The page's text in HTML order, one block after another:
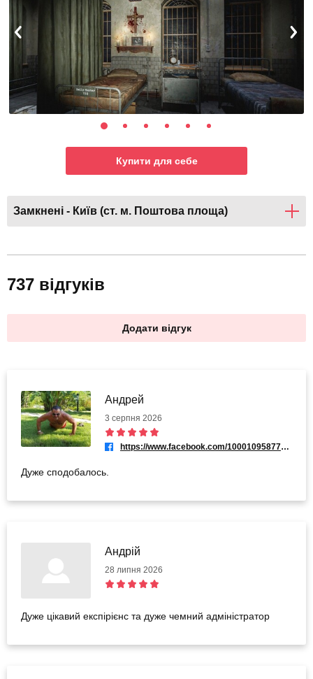
Купити для себе
Замкнені - Київ (ст. м. Поштова площа)
737 відгуків
Додати відгук
Андрей
3 серпня 2026
https://www.facebook.com/100010958774112
Дуже сподобалось.
Андрій
28 липня 2026
Дуже цікавий експірієнс та дуже чемний адміністратор